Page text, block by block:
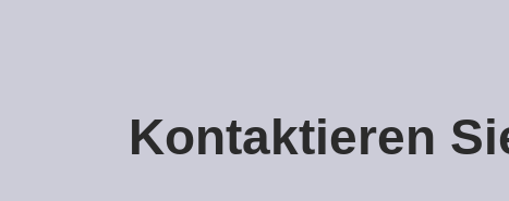
Kontaktieren